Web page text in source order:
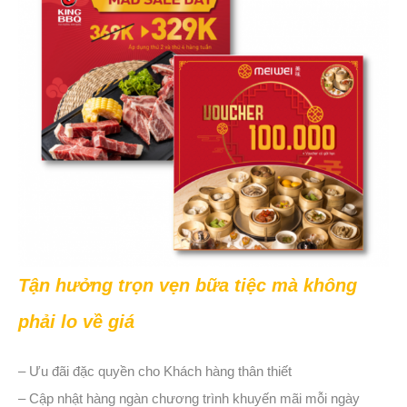
Tận hưởng trọn vẹn bữa tiệc mà không
phải lo về giá
– Ưu đãi đặc quyền cho Khách hàng thân thiết
– Cập nhật hàng ngàn chương trình khuyến mãi mỗi ngày